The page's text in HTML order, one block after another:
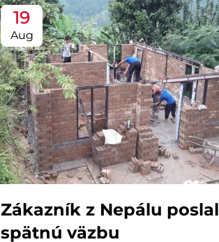
19
Aug
Zákazník z Nepálu poslal
spätnú väzbu